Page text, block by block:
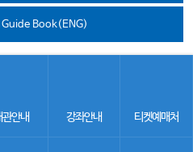
Book(ENG)
관안내 강좌안내 티켓예매처